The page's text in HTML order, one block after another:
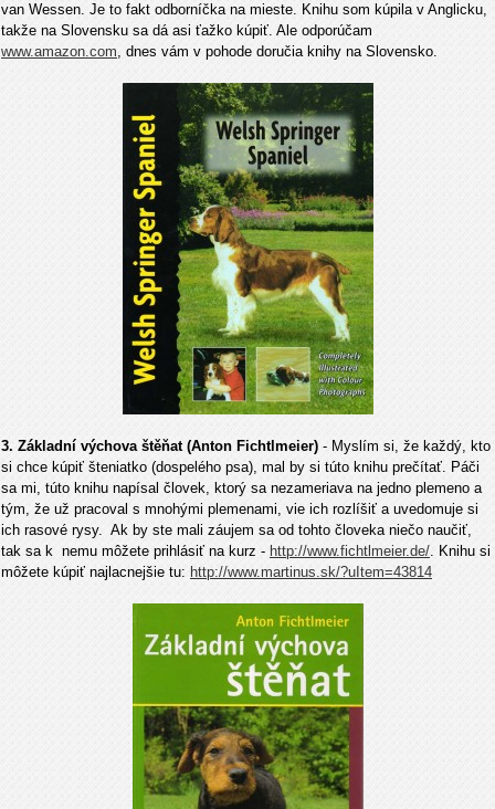
van Wessen. Je to fakt odborníčka na mieste. Knihu som kúpila v Anglicku,
takže na Slovensku sa dá asi ťažko kúpiť. Ale odporúčam
www.amazon.com, dnes vám v pohode doručia knihy na Slovensko.
3. Základní výchova štěňat (Anton Fichtlmeier) - Myslím si, že každý, kto
si chce kúpiť šteniatko (dospelého psa), mal by si túto knihu prečítať. Páči
sa mi, túto knihu napísal človek, ktorý sa nezameriava na jedno plemeno a
tým, že už pracoval s mnohými plemenami, vie ich rozlíšiť a uvedomuje si
ich rasové rysy. Ak by ste mali záujem sa od tohto človeka niečo naučiť,
tak sa k nemu môžete prihlásiť na kurz - http://www.fichtlmeier.de/. Knihu si
môžete kúpiť najlacnejšie tu: http://www.martinus.sk/?uItem=43814